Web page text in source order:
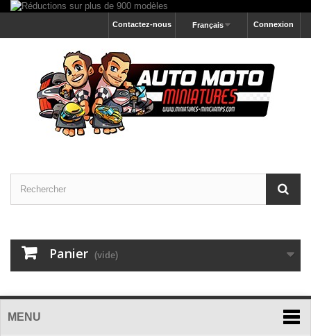
Connexion
Français
Contactez-nous
Panier (vide)
MENU